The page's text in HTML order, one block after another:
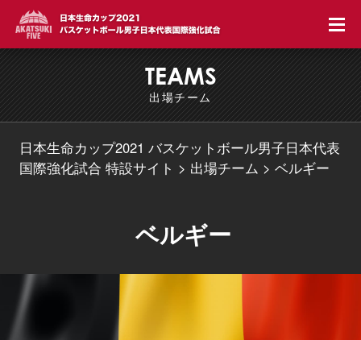
TEAMS
出場チーム
日本生命カップ2021 バスケットボール男子日本代表
国際強化試合 特設サイト
出場チーム ベルギー
ベルギー